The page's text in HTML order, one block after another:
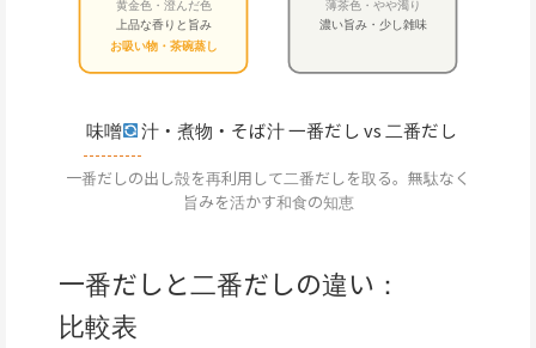
黄金色・澄んだ色
上品な香りと旨み
お吸い物・茶碗蒸し
薄茶色・やや濁り
濃い旨み・少し雑味
味噌 汁・煮物・そば汁一番だし vs 二番だし
一番だしの出し殻を再利用して二番だしを取る。無駄なく
旨みを活かす和食の知恵
一番だしと二番だしの違い：
比較表